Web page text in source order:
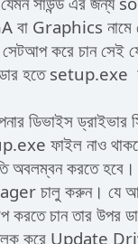
বা Graphics নামে
সেটআপ করে চান সেই
হতে setup.exe
ডিভাইস ড্রাইভার
ফাইল নাও
অবলম্বন করতে
চালু করুন। যে
করতে চান তার উপর
করে Update